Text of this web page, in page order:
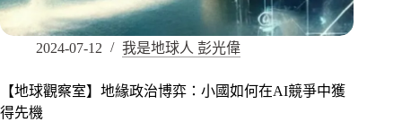
2024-07-12 我是地球人 彭光偉
【地球觀察室】地緣政治博弈：小國如何在AI競爭中獲
得先機